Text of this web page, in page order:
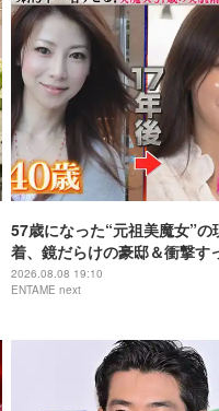
57歳になった“元祖美魔女”の
着、鏡だらけの豪邸＆衝撃す
を披露
2026.08.08 19:10
ENTAME next